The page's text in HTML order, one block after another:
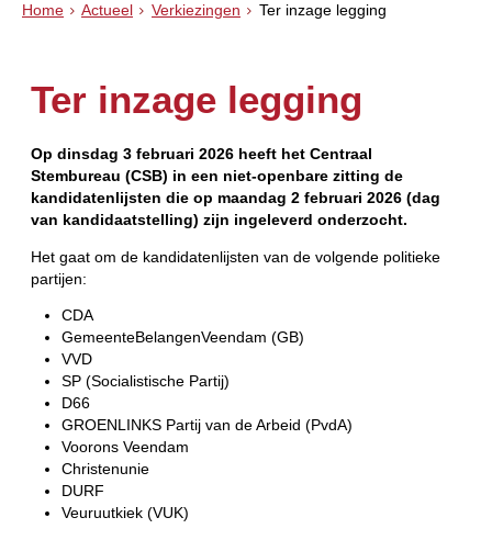
Home Actueel Verkiezingen Ter inzage legging
Ter inzage legging
Op dinsdag 3 februari 2026 heeft het Centraal
Stembureau (CSB) in een niet-openbare zitting de
kandidatenlijsten die op maandag 2 februari 2026 (dag
van kandidaatstelling) zijn ingeleverd onderzocht.
Het gaat om de kandidatenlijsten van de volgende politieke
partijen:
CDA
GemeenteBelangenVeendam (GB)
VVD
SP (Socialistische Partij)
D66
GROENLINKS Partij van de Arbeid (PvdA)
Voorons Veendam
Christenunie
DURF
Veuruutkiek (VUK)